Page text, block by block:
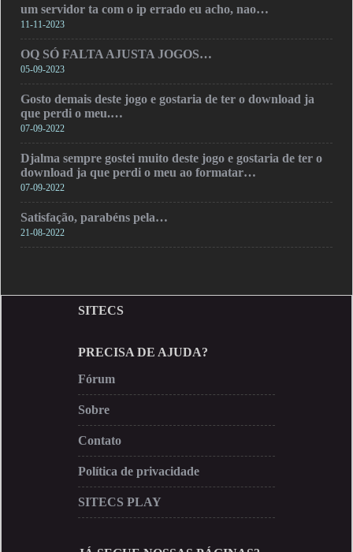
um servidor ta com o ip errado eu acho, nao…
11-11-2023
OQ SÓ FALTA AJUSTA JOGOS…
05-09-2023
Gosto demais deste jogo e gostaria de ter o download ja
que perdi o meu.…
07-09-2022
Djalma sempre gostei muito deste jogo e gostaria de ter o
download ja que perdi o meu ao formatar…
07-09-2022
Satisfação, parabéns pela…
21-08-2022
SITECS
PRECISA DE AJUDA?
Fórum
Sobre
Contato
Política de privacidade
SITECS PLAY